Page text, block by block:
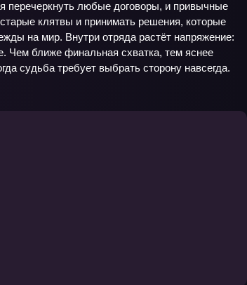
перечеркнуть любые договоры, и привычные
клятвы и принимать решения, которые
на мир. Внутри отряда растёт напряжение:
Чем ближе финальная схватка, тем яснее
судьба требует выбрать сторону навсегда.